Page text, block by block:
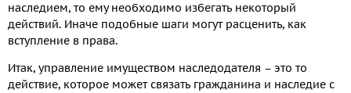
наследием, то ему необходимо избегать некоторый
действий. Иначе подобные шаги могут расценить, как
вступление в права.
Итак, управление имуществом наследодателя – это то
действие, которое может связать гражданина и наследие с